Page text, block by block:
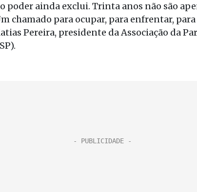
poder ainda exclui. Trinta anos não são
chamado para ocupar, para enfrentar,
Pereira, presidente da Associação da